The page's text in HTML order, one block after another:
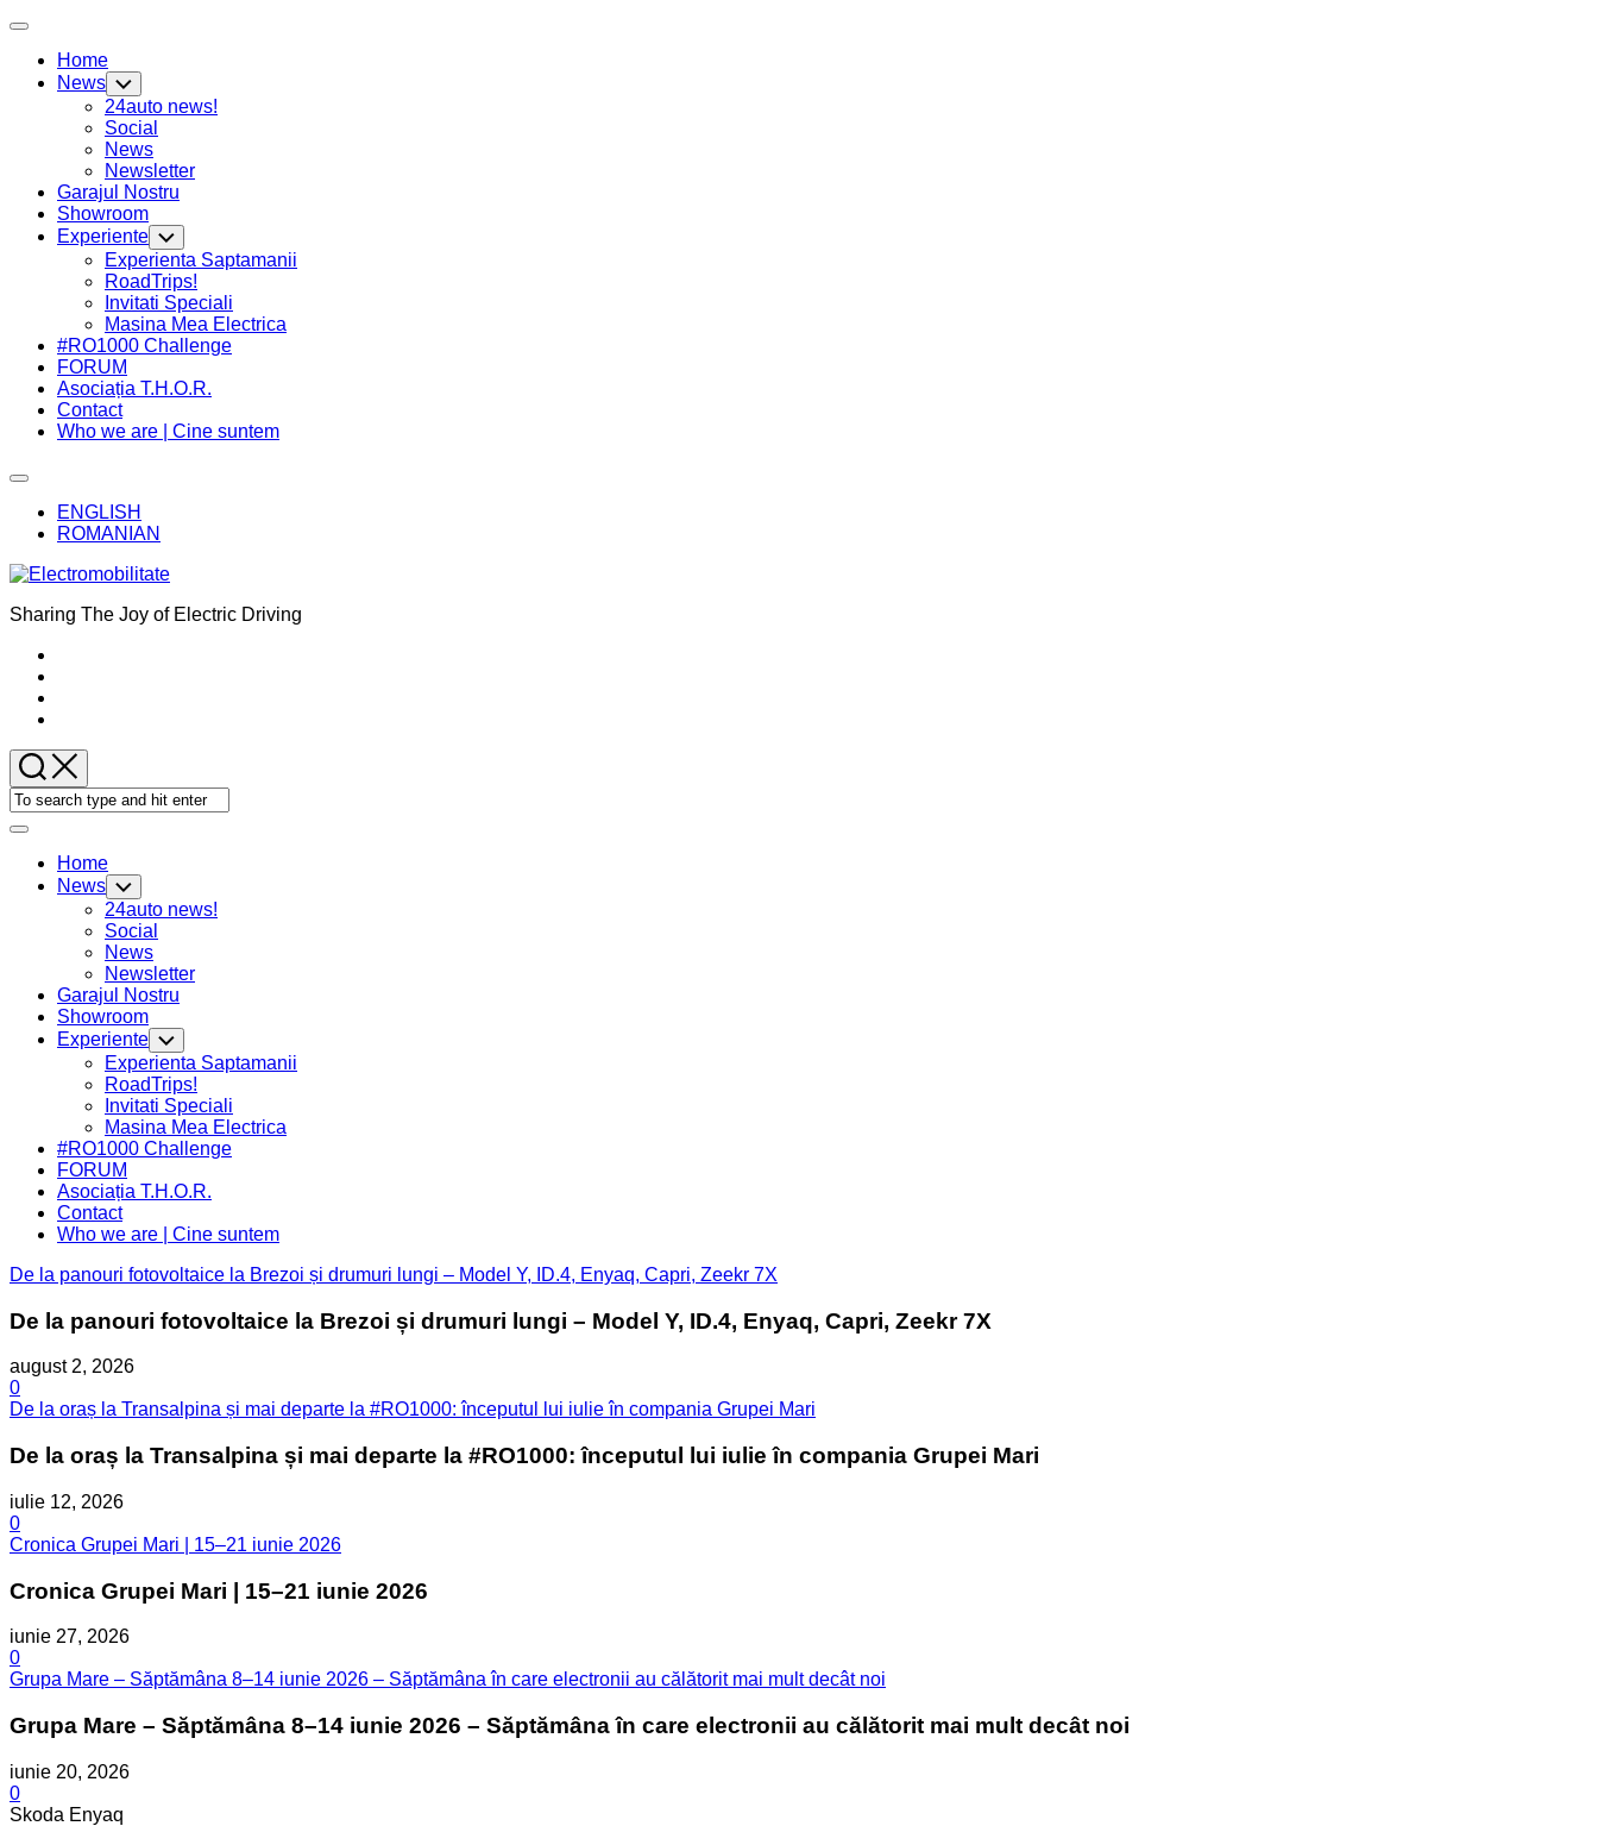
Skip
content
Expand
Home
News Toggle
Child
Menu
24auto news!
Social
News
Newsletter
Garajul Nostru
Showroom
Experiente Toggle
Child
Menu
Experienta Saptamanii
RoadTrips!
Invitati Speciali
Masina Mea Electrica
#RO1000 Challenge
FORUM
Asociația T.H.O.R.
Contact
Who we are | Cine suntem
Expand
ENGLISH
ROMANIAN
Sharing The Joy of Electric Driving
Expand
Home
News Toggle
Child
Menu
24auto news!
Social
News
Newsletter
Garajul Nostru
Showroom
Experiente Toggle
Child
Menu
Experienta Saptamanii
RoadTrips!
Invitati Speciali
Masina Mea Electrica
#RO1000 Challenge
FORUM
Asociația T.H.O.R.
Contact
Who we are | Cine suntem
De la panouri fotovoltaice la Brezoi și drumuri lungi – Model Y, ID.4, Enyaq, Capri, Zeekr 7X
De la panouri fotovoltaice la Brezoi și drumuri lungi – Model Y, ID.4, Enyaq, Capri, Zeekr 7X
august 2, 2026
0
De la oraș la Transalpina și mai departe la #RO1000: începutul lui iulie în compania Grupei Mari
De la oraș la Transalpina și mai departe la #RO1000: începutul lui iulie în compania Grupei Mari
iulie 12, 2026
0
Cronica Grupei Mari | 15–21 iunie 2026
Cronica Grupei Mari | 15–21 iunie 2026
iunie 27, 2026
0
Grupa Mare – Săptămâna 8–14 iunie 2026 – Săptămâna în care electronii au călătorit mai mult decât noi
Grupa Mare – Săptămâna 8–14 iunie 2026 – Săptămâna în care electronii au călătorit mai mult decât noi
iunie 20, 2026
0
Skoda Enyaq